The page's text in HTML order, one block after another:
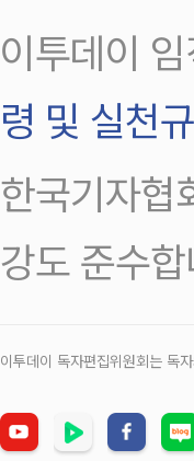
이투데이
령 및 실천
한국기자협
강도 준수
이투데이 독자편집위원회는 독